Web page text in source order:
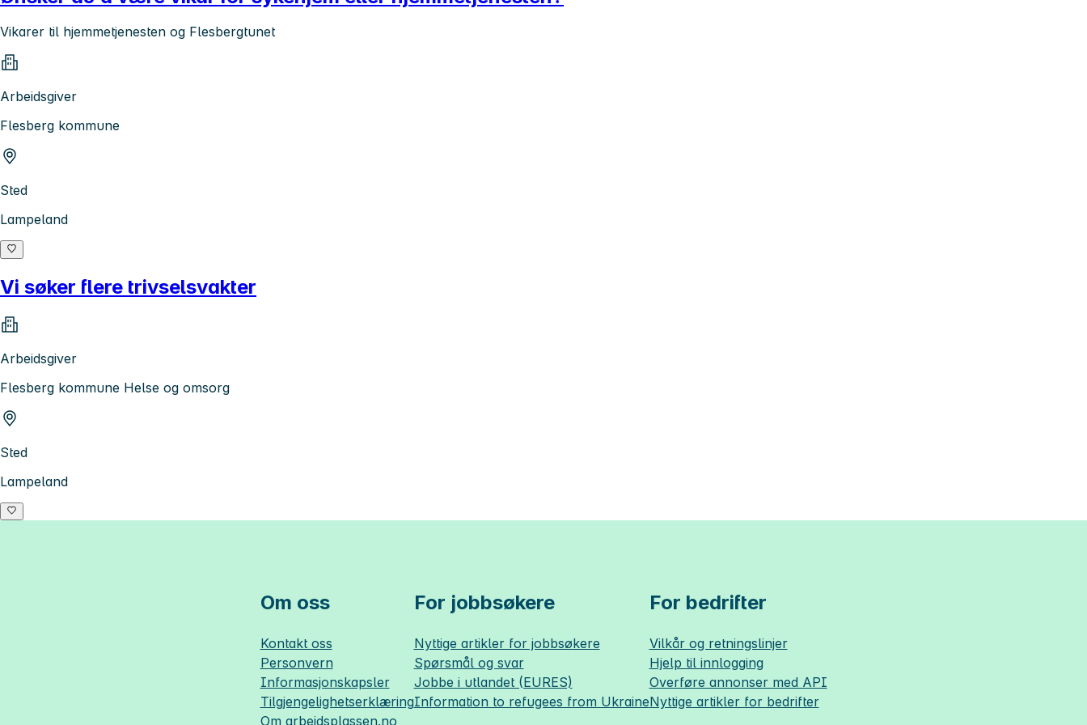
Vikarer til hjemmetjenesten og Flesbergtunet
Arbeidsgiver
Flesberg kommune
Sted
Lampeland
Vi søker flere trivselsvakter
Arbeidsgiver
Flesberg kommune Helse og omsorg
Sted
Lampeland
Om oss
Kontakt oss
Personvern
Informasjonskapsler
Tilgjengelighetserklæring
Om arbeidsplassen.no
For jobbsøkere
Nyttige artikler for jobbsøkere
Spørsmål og svar
Jobbe i utlandet (EURES)
Information to refugees from Ukraine
For bedrifter
Vilkår og retningslinjer
Hjelp til innlogging
Overføre annonser med API
Nyttige artikler for bedrifter